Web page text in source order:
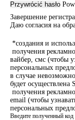
Przywrócić hasło
Завершение
Даю согласия на
*создания и
получения
вайбер, смс (чтобы
персональных
в случае
будет
получения
email (чтобы
персональных
Введите полученный